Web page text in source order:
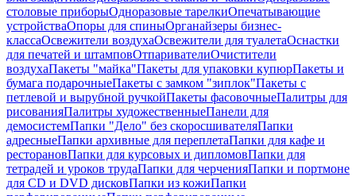
столовые приборыОдноразовые тарелкиОпечатывающие
устройстваОпоры для спиныОрганайзеры бизнес-
классаОсвежители воздухаОсвежители для туалетаОснастки
для печатей и штамповОтпаривателиОчистители
воздухаПакеты "майка"Пакеты для упаковки купюрПакеты и
бумага подарочныеПакеты с замком "зиплок"Пакеты с
петлевой и вырубной ручкойПакеты фасовочныеПалитры для
рисованияПалитры художественныеПанели для
демосистемПапки "Дело" без скоросшивателяПапки
адресныеПапки архивные для переплетаПапки для кафе и
ресторановПапки для курсовых и дипломовПапки для
тетрадей и уроков трудаПапки для черченияПапки и портмоне
для CD и DVD дисковПапки из кожиПапки